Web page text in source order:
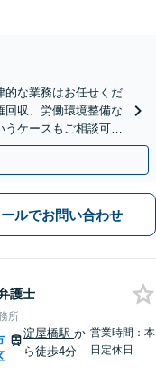
的な業務はお任せくだ
回収、労働環境整備な
うケースもご相談可能
駅すぐ】
ールでお問い合わせ
護士
所
淀屋橋駅か
ら徒歩4分
営業時間：本
日定休日